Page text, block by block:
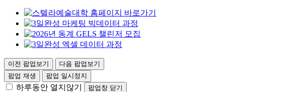
이전 팝업보기
다음 팝업보기
팝업 재생
팝업 일시정지
하루동안 열지않기 팝업창 닫기